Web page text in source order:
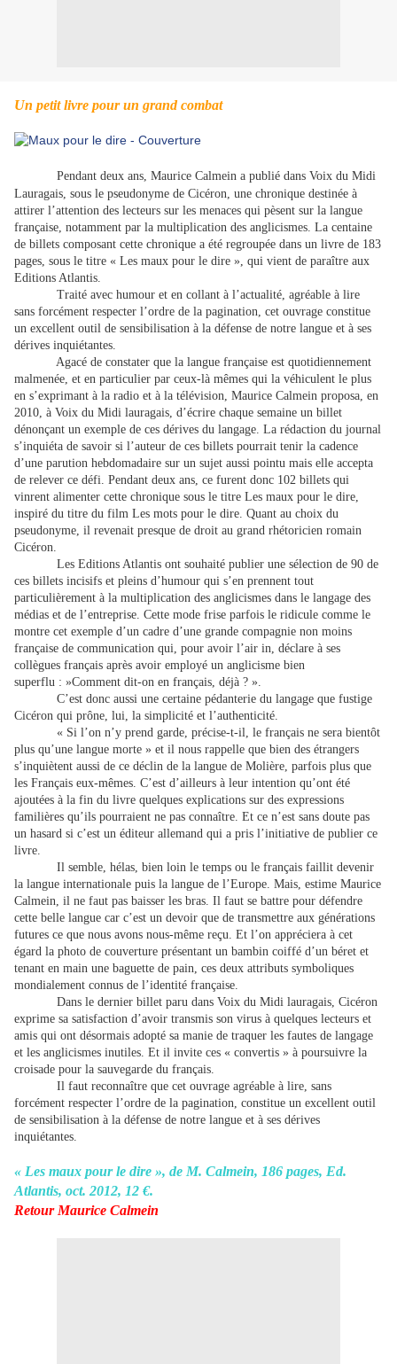
Un petit livre pour un grand combat
Pendant deux ans, Maurice Calmein a publié dans Voix du Midi
Lauragais, sous le pseudonyme de Cicéron, une chronique destinée à
attirer l’attention des lecteurs sur les menaces qui pèsent sur la langue
française, notamment par la multiplication des anglicismes. La centaine
de billets composant cette chronique a été regroupée dans un livre de 183
pages, sous le titre « Les maux pour le dire », qui vient de paraître aux
Editions Atlantis.
Traité avec humour et en collant à l’actualité, agréable à lire
sans forcément respecter l’ordre de la pagination, cet ouvrage constitue
un excellent outil de sensibilisation à la défense de notre langue et à ses
dérives inquiétantes.
Agacé de constater que la langue française est quotidiennement
malmenée, et en particulier par ceux-là mêmes qui la véhiculent le plus
en s’exprimant à la radio et à la télévision, Maurice Calmein proposa, en
2010, à Voix du Midi lauragais, d’écrire chaque semaine un billet
dénonçant un exemple de ces dérives du langage. La rédaction du journal
s’inquiéta de savoir si l’auteur de ces billets pourrait tenir la cadence
d’une parution hebdomadaire sur un sujet aussi pointu mais elle accepta
de relever ce défi. Pendant deux ans, ce furent donc 102 billets qui
vinrent alimenter cette chronique sous le titre Les maux pour le dire,
inspiré du titre du film Les mots pour le dire. Quant au choix du
pseudonyme, il revenait presque de droit au grand rhétoricien romain
Cicéron.
Les Editions Atlantis ont souhaité publier une sélection de 90 de
ces billets incisifs et pleins d’humour qui s’en prennent tout
particulièrement à la multiplication des anglicismes dans le langage des
médias et de l’entreprise. Cette mode frise parfois le ridicule comme le
montre cet exemple d’un cadre d’une grande compagnie non moins
française de communication qui, pour avoir l’air in, déclare à ses
collègues français après avoir employé un anglicisme bien
superflu : »Comment dit-on en français, déjà ? ».
C’est donc aussi une certaine pédanterie du langage que fustige
Cicéron qui prône, lui, la simplicité et l’authenticité.
« Si l’on n’y prend garde, précise-t-il, le français ne sera bientôt
plus qu’une langue morte » et il nous rappelle que bien des étrangers
s’inquiètent aussi de ce déclin de la langue de Molière, parfois plus que
les Français eux-mêmes. C’est d’ailleurs à leur intention qu’ont été
ajoutées à la fin du livre quelques explications sur des expressions
familières qu’ils pourraient ne pas connaître. Et ce n’est sans doute pas
un hasard si c’est un éditeur allemand qui a pris l’initiative de publier ce
livre.
Il semble, hélas, bien loin le temps ou le français faillit devenir
la langue internationale puis la langue de l’Europe. Mais, estime Maurice
Calmein, il ne faut pas baisser les bras. Il faut se battre pour défendre
cette belle langue car c’est un devoir que de transmettre aux générations
futures ce que nous avons nous-même reçu. Et l’on appréciera à cet
égard la photo de couverture présentant un bambin coiffé d’un béret et
tenant en main une baguette de pain, ces deux attributs symboliques
mondialement connus de l’identité française.
Dans le dernier billet paru dans Voix du Midi lauragais, Cicéron
exprime sa satisfaction d’avoir transmis son virus à quelques lecteurs et
amis qui ont désormais adopté sa manie de traquer les fautes de langage
et les anglicismes inutiles. Et il invite ces « convertis » à poursuivre la
croisade pour la sauvegarde du français.
Il faut reconnaître que cet ouvrage agréable à lire, sans
forcément respecter l’ordre de la pagination, constitue un excellent outil
de sensibilisation à la défense de notre langue et à ses dérives
inquiétantes.
« Les maux pour le dire », de M. Calmein, 186 pages, Ed.
Atlantis, oct. 2012, 12 €.
Retour Maurice Calmein